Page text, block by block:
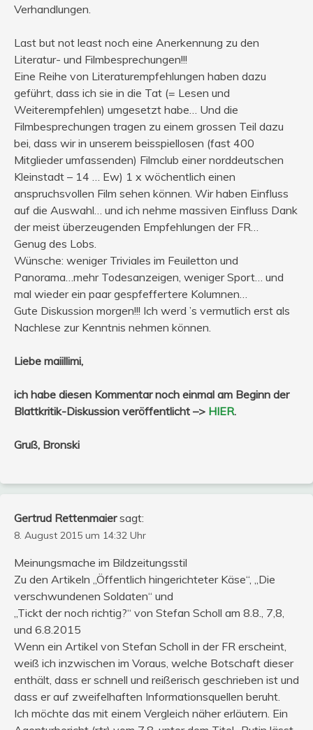
Verhandlungen.
Last but not least noch eine Anerkennung zu den
Literatur- und Filmbesprechungen!!!
Eine Reihe von Literaturempfehlungen haben dazu
geführt, dass ich sie in die Tat (= Lesen und
Weiterempfehlen) umgesetzt habe… Und die
Filmbesprechungen tragen zu einem grossen Teil dazu
bei, dass wir in unserem beisspiellosen (fast 400
Mitglieder umfassenden) Filmclub einer norddeutschen
Kleinstadt – 14 … Ew) 1 x wöchentlich einen
anspruchsvollen Film sehen können. Wir haben Einfluss
auf die Auswahl… und ich nehme massiven Einfluss Dank
der meist überzeugenden Empfehlungen der FR…
Genug des Lobs.
Wünsche: weniger Triviales im Feuiletton und
Panorama…mehr Todesanzeigen, weniger Sport… und
mal wieder ein paar gespfeffertere Kolumnen…
Gute Diskussion morgen!!! Ich werd ’s vermutlich erst als
Nachlese zur Kenntnis nehmen können.
Liebe maiillimi,
ich habe diesen Kommentar noch einmal am Beginn der
Blattkritik-Diskussion veröffentlicht –> HIER.
Gruß, Bronski
Gertrud Rettenmaier sagt:
8. August 2015 um 14:32 Uhr
Meinungsmache im Bildzeitungsstil
Zu den Artikeln „Öffentlich hingerichteter Käse“, „Die
verschwundenen Soldaten“ und
„Tickt der noch richtig?“ von Stefan Scholl am 8.8., 7,8,
und 6.8.2015
Wenn ein Artikel von Stefan Scholl in der FR erscheint,
weiß ich inzwischen im Voraus, welche Botschaft dieser
enthält, dass er schnell und reißerisch geschrieben ist und
dass er auf zweifelhaften Informationsquellen beruht.
Ich möchte das mit einem Vergleich näher erläutern. Ein